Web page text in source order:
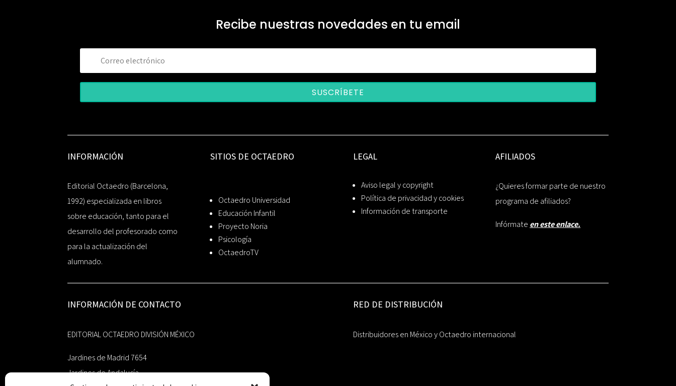
Recibe nuestras novedades en tu email
SUSCRÍBETE
INFORMACIÓN
Editorial Octaedro (Barcelona,
1992) especializada en libros
sobre educación, tanto para el
desarrollo del profesorado como
para la actualización del
alumnado.
SITIOS DE OCTAEDRO
Octaedro Universidad
Educación Infantil
Proyecto Noria
Psicología
OctaedroTV
LEGAL
Aviso legal y copyright
Política de privacidad y cookies
Información de transporte
AFILIADOS
¿Quieres formar parte de nuestro
programa de afiliados?
Infórmate en este enlace.
INFORMACIÓN DE CONTACTO
EDITORIAL OCTAEDRO DIVISIÓN MÉXICO
Jardines de Madrid 7654
Jardines de Andalucía
RED DE DISTRIBUCIÓN
Distribuidores en México y Octaedro internacional